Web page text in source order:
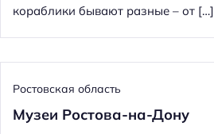
кораблики бывают разные – от […]
Ростовская область
Музеи Ростова-на-Дону